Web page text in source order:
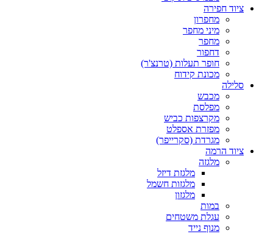
ציוד חפירה
מחפרון
מיני מחפר
מחפר
דחפור
חופר תעלות (טרנצ'ר)
מכונת קידוח
סלילה
מכבש
מפלסת
מקרצפות כביש
מפזרת אספלט
מגרדת (סקרייפר)
ציוד הרמה
מלגזה
מלגזת דיזל
מלגזות חשמל
מלגזון
במות
עגלת משטחים
מנוף נייד